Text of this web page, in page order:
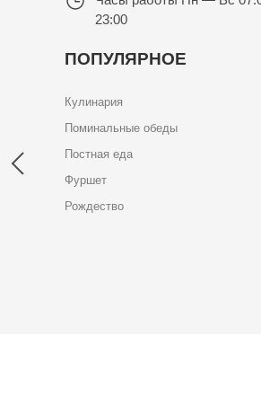
23:00
ПОПУЛЯРНОЕ
Кулинария
Поминальные обеды
Постная еда
Фуршет
Рождество